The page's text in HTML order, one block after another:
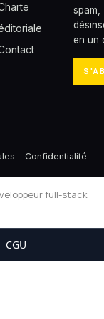
spam,
en un
Confidentialité
full-stack
CGU